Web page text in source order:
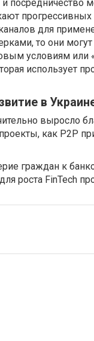
и посредничество
для
то они
условиям или
использует
в
выросло
как P2P
граждан к
роста FinTech